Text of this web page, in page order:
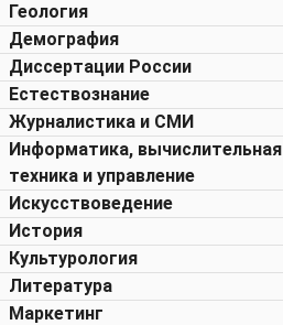
Геология
Демография
Диссертации России
Естествознание
Журналистика и СМИ
Информатика, вычислительная
техника и управление
Искусствоведение
История
Культурология
Литература
Маркетинг